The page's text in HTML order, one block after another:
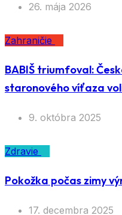
26. mája 2026
Zahraničie
BABIŠ triumfoval:
staronového víťaza
9. októbra 2025
Zdravie
Pokožka počas zimy
17. decembra 2025